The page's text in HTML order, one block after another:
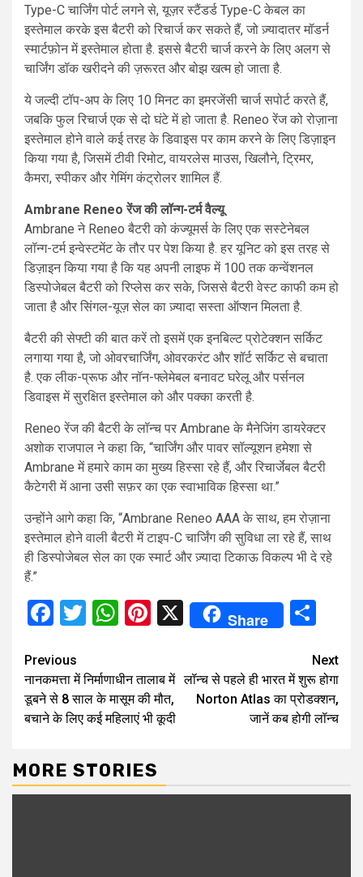
Type-C चार्जिंग पोर्ट लगने से, यूज़र स्टैंडर्ड Type-C केबल का
इस्तेमाल करके इस बैटरी को रिचार्ज कर सकते हैं, जो ज़्यादातर मॉडर्न
स्मार्टफ़ोन में इस्तेमाल होता है. इससे बैटरी चार्ज करने के लिए अलग से
चार्जिंग डॉक खरीदने की ज़रूरत और बोझ खत्म हो जाता है.
ये जल्दी टॉप-अप के लिए 10 मिनट का इमरजेंसी चार्ज सपोर्ट करते हैं,
जबकि फुल रिचार्ज एक से दो घंटे में हो जाता है. Reneo रेंज को रोज़ाना
इस्तेमाल होने वाले कई तरह के डिवाइस पर काम करने के लिए डिज़ाइन
किया गया है, जिसमें टीवी रिमोट, वायरलेस माउस, खिलौने, ट्रिमर,
कैमरा, स्पीकर और गेमिंग कंट्रोलर शामिल हैं.
Ambrane Reneo रेंज की लॉन्ग-टर्म वैल्यू
Ambrane ने Reneo बैटरी को कंज्यूमर्स के लिए एक सस्टेनेबल
लॉन्ग-टर्म इन्वेस्टमेंट के तौर पर पेश किया है. हर यूनिट को इस तरह से
डिज़ाइन किया गया है कि यह अपनी लाइफ में 100 तक कन्वेंशनल
डिस्पोजेबल बैटरी को रिप्लेस कर सके, जिससे बैटरी वेस्ट काफी कम हो
जाता है और सिंगल-यूज़ सेल का ज़्यादा सस्ता ऑप्शन मिलता है.
बैटरी की सेफ्टी की बात करें तो इसमें एक इनबिल्ट प्रोटेक्शन सर्किट
लगाया गया है, जो ओवरचार्जिंग, ओवरकरंट और शॉर्ट सर्किट से बचाता
है. एक लीक-प्रूफ और नॉन-फ्लेमेबल बनावट घरेलू और पर्सनल
डिवाइस में सुरक्षित इस्तेमाल को और पक्का करती है.
Reneo रेंज की बैटरी के लॉन्च पर Ambrane के मैनेजिंग डायरेक्टर
अशोक राजपाल ने कहा कि, “चार्जिंग और पावर सॉल्यूशन हमेशा से
Ambrane में हमारे काम का मुख्य हिस्सा रहे हैं, और रिचार्जेबल बैटरी
कैटेगरी में आना उसी सफ़र का एक स्वाभाविक हिस्सा था.”
उन्होंने आगे कहा कि, “Ambrane Reneo AAA के साथ, हम रोज़ाना
इस्तेमाल होने वाली बैटरी में टाइप-C चार्जिंग की सुविधा ला रहे हैं, साथ
ही डिस्पोजेबल सेल का एक स्मार्ट और ज़्यादा टिकाऊ विकल्प भी दे रहे
हैं.”
Facebook
Twitter
WhatsApp
Pinterest
X Share
Continue
Reading
Previous
नानकमत्ता में निर्माणाधीन तालाब में
डूबने से 8 साल के मासूम की मौत,
बचाने के लिए कई महिलाएं भी कूदी
Next
लॉन्च से पहले ही भारत में शुरू होगा
Norton Atlas का प्रोडक्शन,
जानें कब होगी लॉन्च
MORE STORIES